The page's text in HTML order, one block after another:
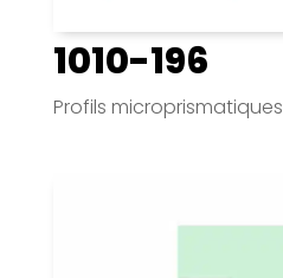
1010-196
Profils microprismatiques